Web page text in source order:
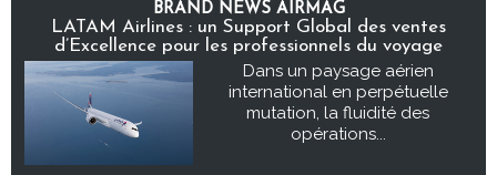
BRAND NEWS AIRMAG
LATAM Airlines : un Support Global des ventes
d’Excellence pour les professionnels du voyage
Dans un paysage aérien
international en perpétuelle
mutation, la fluidité des
opérations...